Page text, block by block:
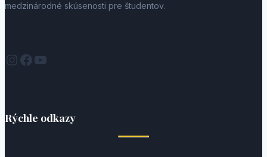
medzinárodné skúsenosti pre študentov.
Instagram
Facebook
YouTube
Rýchle odkazy